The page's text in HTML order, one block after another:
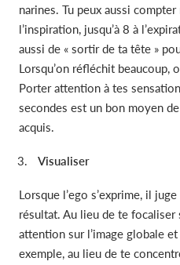
narines. Tu peux aussi
l’inspiration, jusqu’à 8 à
aussi de « sortir de ta tête »
Lorsqu’on réfléchit beaucoup,
Porter attention à tes
secondes est un bon moyen
acquis.
Visualiser
Lorsque l’ego s’exprime, il
résultat. Au lieu de te
attention sur l’image globale
exemple, au lieu de te